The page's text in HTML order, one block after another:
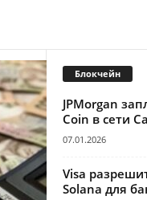
Блокчейн
JPMorgan
Coin в сети
07.01.2026
Visa
Solana для